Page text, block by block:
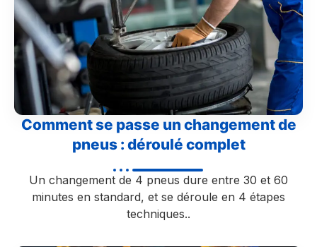
Comment se passe un changement de
pneus : déroulé complet
Un changement de 4 pneus dure entre 30 et 60
minutes en standard, et se déroule en 4 étapes
techniques..